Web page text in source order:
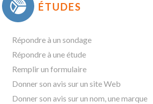
ÉTUDES
Répondre à un sondage
Répondre à une étude
Remplir un formulaire
Donner son avis sur un site Web
Donner son avis sur un nom, une marque